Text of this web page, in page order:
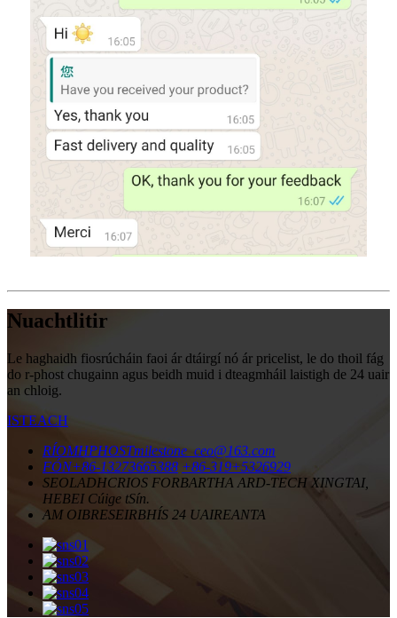
Nuachtlitir
Le haghaidh fiosrúcháin faoi ár dtáirgí nó ár pricelist, le do thoil fág
do r-phost chugainn agus beidh muid i dteagmháil laistigh de 24 uair
an chloig.
ISTEACH
RÍOMHPHOSTmilestone_ceo@163.com
FÓN+86-13273665388 +86-319+5326929
SEOLADHCRIOS FORBARTHA ARD-TECH XINGTAI,
HEBEI Cúige tSín.
AM OIBRESEIRBHÍS 24 UAIREANTA